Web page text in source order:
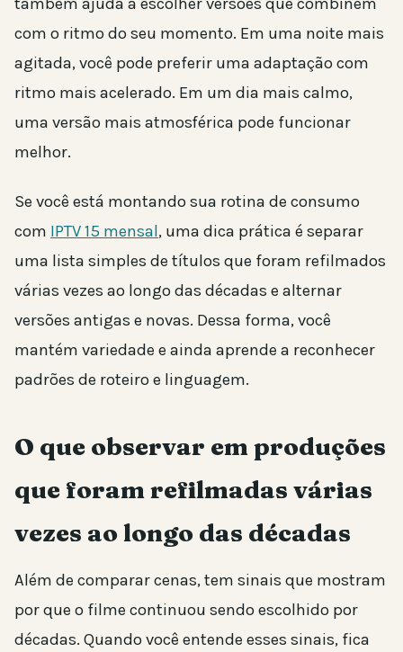
com o ritmo do seu momento. Em uma noite mais
agitada, você pode preferir uma adaptação com
ritmo mais acelerado. Em um dia mais calmo,
uma versão mais atmosférica pode funcionar
melhor.
Se você está montando sua rotina de consumo
com IPTV 15 mensal, uma dica prática é separar
uma lista simples de títulos que foram refilmados
várias vezes ao longo das décadas e alternar
versões antigas e novas. Dessa forma, você
mantém variedade e ainda aprende a reconhecer
padrões de roteiro e linguagem.
O que observar em produções
que foram refilmadas várias
vezes ao longo das décadas
Além de comparar cenas, tem sinais que mostram
por que o filme continuou sendo escolhido por
décadas. Quando você entende esses sinais, fica